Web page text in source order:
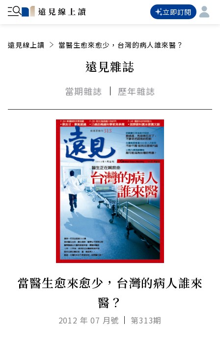
立即訂閱
遠見線上讀 當醫生愈來愈少，台灣的病人誰來醫？
遠見雜誌
當期雜誌 歷年雜誌
當醫生愈來愈少，台灣的病人誰來
醫？
2012 年 07 月號 第313期